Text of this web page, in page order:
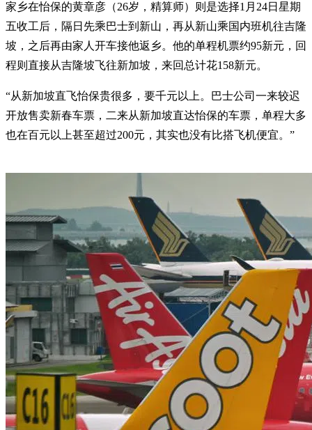
家乡在怡保的黄章彦（26岁，精算师）则是选择1月24日星期
五收工后，隔日先乘巴士到新山，再从新山乘国内班机往吉隆
坡，之后再由家人开车接他返乡。他的单程机票约95新元，回
程则直接从吉隆坡飞往新加坡，来回总计花158新元。
“从新加坡直飞怡保贵很多，要千元以上。巴士公司一来较迟
开放售卖新春车票，二来从新加坡直达怡保的车票，单程大多
也在百元以上甚至超过200元，其实也没有比搭飞机便宜。”